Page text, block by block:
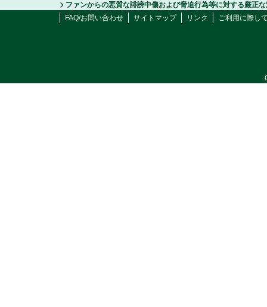
ファンからの悪質な誹謗中傷および脅迫行為等に対する厳正
FAQ/お問い合わせ
サイトマップ リンク ご利用に際し